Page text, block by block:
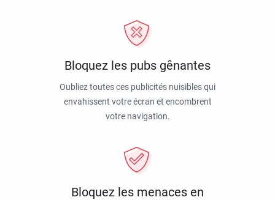
Bloquez les pubs gênantes
Oubliez toutes ces publicités nuisibles qui
envahissent votre écran et encombrent
votre navigation.
Bloquez les menaces en